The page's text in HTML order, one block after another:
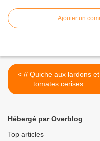
Ajouter un
< // Quiche aux lardons et
tomates cerises
Hébergé par Overblog
Top articles